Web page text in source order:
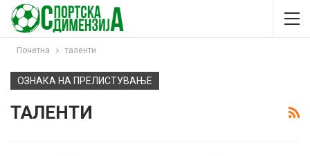
Почетна таленти
ОЗНАКА НА ПРЕЛИСТУВАЊЕ
ТАЛЕНТИ